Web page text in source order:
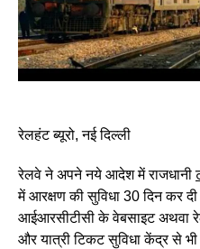
रेलहंट ब्यूरो, नई दिल्ली
रेलवे ने अपने नये आदेश में राजधानी
में आरक्षण की सुविधा 30 दिन कर
आईआरसीटीसी के वेबसाइट अथवा
और यात्री टिकट सुविधा केंद्र से